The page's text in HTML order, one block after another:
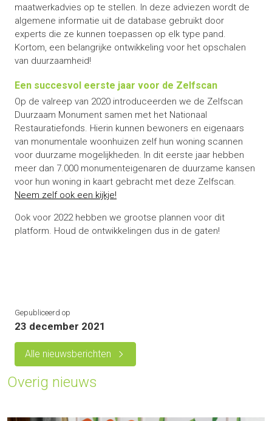
maatwerkadvies op te stellen. In deze adviezen wordt de
algemene informatie uit de database gebruikt door
experts die ze kunnen toepassen op elk type pand.
Kortom, een belangrijke ontwikkeling voor het opschalen
van duurzaamheid!
Een succesvol eerste jaar voor de Zelfscan
Op de valreep van 2020 introduceerden we de Zelfscan
Duurzaam Monument samen met het Nationaal
Restauratiefonds. Hierin kunnen bewoners en eigenaars
van monumentale woonhuizen zelf hun woning scannen
voor duurzame mogelijkheden. In dit eerste jaar hebben
meer dan 7.000 monumenteigenaren de duurzame kansen
voor hun woning in kaart gebracht met deze Zelfscan.
Neem zelf ook een kijkje!
Ook voor 2022 hebben we grootse plannen voor dit
platform. Houd de ontwikkelingen dus in de gaten!
Gepubliceerd op
23 december 2021
Alle nieuwsberichten
Overig nieuws